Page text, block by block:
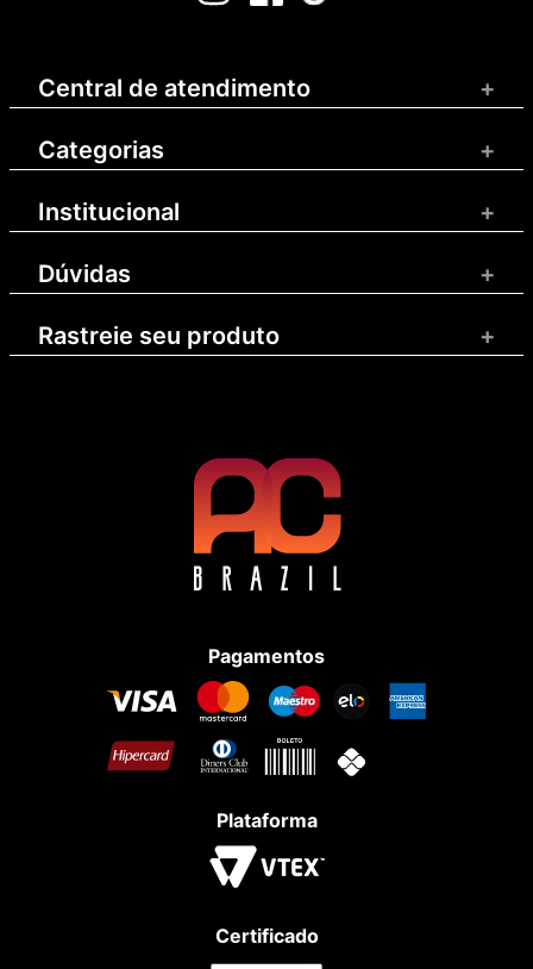
Central de atendimento +
Categorias +
Institucional +
Dúvidas +
Rastreie seu produto +
Pagamentos
Plataforma
Certificado